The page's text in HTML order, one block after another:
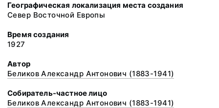
Географическая локализация места создания
Север Восточной Европы
Время создания
1927
Автор
Беликов Александр Антонович (1883-1941)
Собиратель-частное лицо
Беликов Александр Антонович (1883-1941)